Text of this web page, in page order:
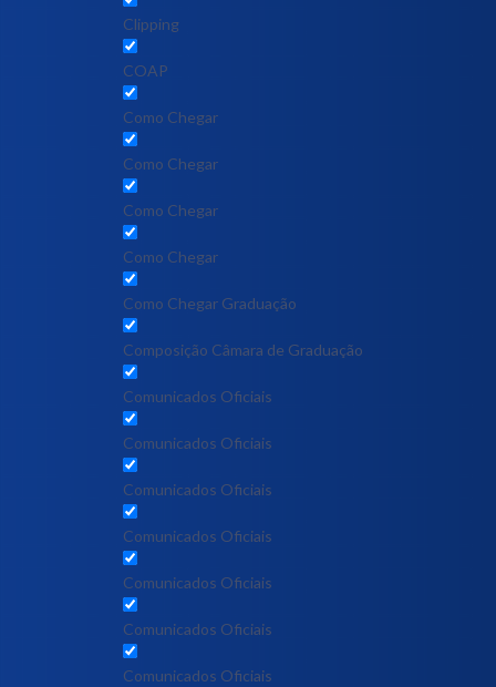
Clipping
COAP
Como Chegar
Como Chegar
Como Chegar
Como Chegar
Como Chegar Graduação
Composição Câmara de Graduação
Comunicados Oficiais
Comunicados Oficiais
Comunicados Oficiais
Comunicados Oficiais
Comunicados Oficiais
Comunicados Oficiais
Comunicados Oficiais